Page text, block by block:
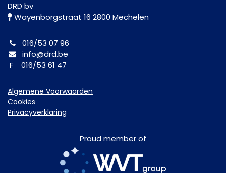
DRD bv
Wayenborgstraat 16 2800 Mechelen
016/53 07 96
info@drd.be
F 016/53 61 47
Algemene Voorwaarden
Cookies
Privacyverklaring
Proud member of